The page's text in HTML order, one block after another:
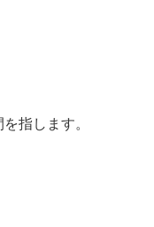
指します。